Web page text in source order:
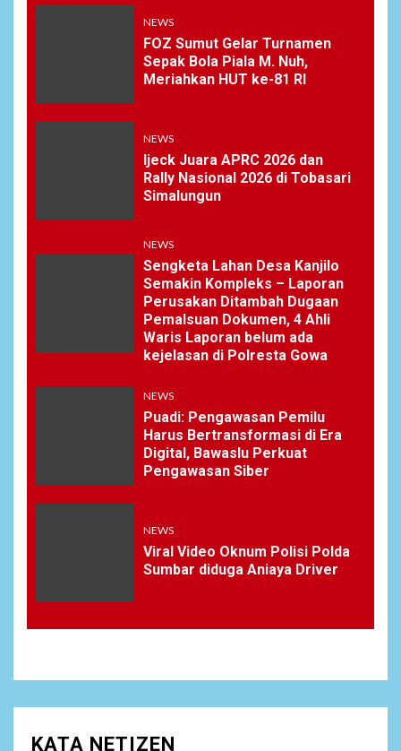
NEWS
FOZ Sumut Gelar Turnamen
Sepak Bola Piala M. Nuh,
Meriahkan HUT ke-81 RI
NEWS
Ijeck Juara APRC 2026 dan
Rally Nasional 2026 di Tobasari
Simalungun
NEWS
Sengketa Lahan Desa Kanjilo
Semakin Kompleks – Laporan
Perusakan Ditambah Dugaan
Pemalsuan Dokumen, 4 Ahli
Waris Laporan belum ada
kejelasan di Polresta Gowa
NEWS
Puadi: Pengawasan Pemilu
Harus Bertransformasi di Era
Digital, Bawaslu Perkuat
Pengawasan Siber
NEWS
Viral Video Oknum Polisi Polda
Sumbar diduga Aniaya Driver
KATA NETIZEN